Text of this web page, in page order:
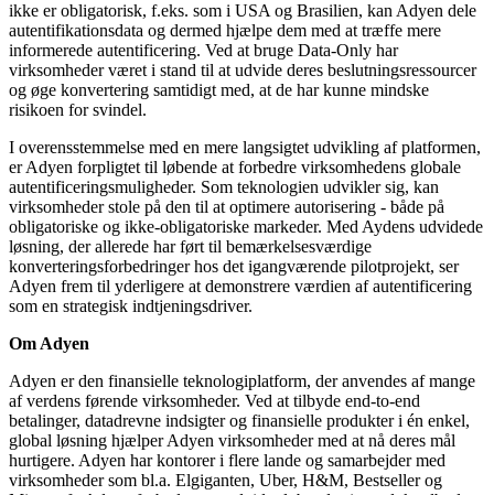
ikke er obligatorisk, f.eks. som i USA og Brasilien, kan Adyen dele
autentifikationsdata og dermed hjælpe dem med at træffe mere
informerede autentificering. Ved at bruge Data-Only har
virksomheder været i stand til at udvide deres beslutningsressourcer
og øge konvertering samtidigt med, at de har kunne mindske
risikoen for svindel.
I overensstemmelse med en mere langsigtet udvikling af platformen,
er Adyen forpligtet til løbende at forbedre virksomhedens globale
autentificeringsmuligheder. Som teknologien udvikler sig, kan
virksomheder stole på den til at optimere autorisering - både på
obligatoriske og ikke-obligatoriske markeder. Med Aydens udvidede
løsning, der allerede har ført til bemærkelsesværdige
konverteringsforbedringer hos det igangværende pilotprojekt, ser
Adyen frem til yderligere at demonstrere værdien af autentificering
som en strategisk indtjeningsdriver.
Om Adyen
Adyen er den finansielle teknologiplatform, der anvendes af mange
af verdens førende virksomheder. Ved at tilbyde end-to-end
betalinger, datadrevne indsigter og finansielle produkter i én enkel,
global løsning hjælper Adyen virksomheder med at nå deres mål
hurtigere. Adyen har kontorer i flere lande og samarbejder med
virksomheder som bl.a. Elgiganten, Uber, H&M, Bestseller og